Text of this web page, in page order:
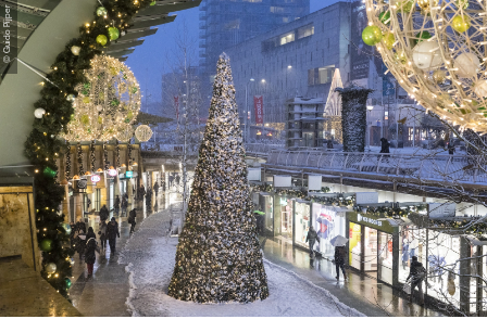
© Guido Pijper